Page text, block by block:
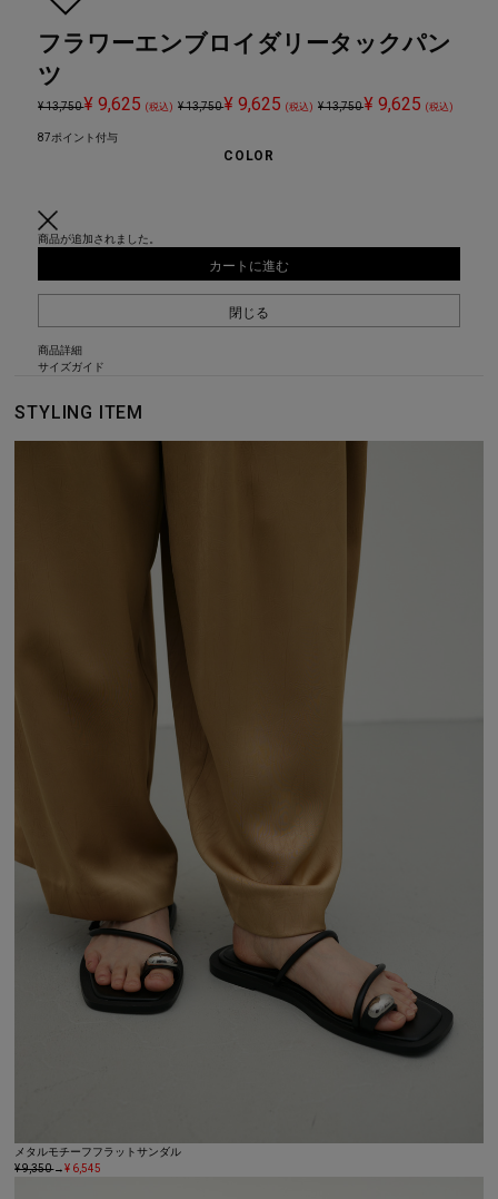
フラワーエンブロイダリータックパン
ツ
¥ 13,750¥ 9,625(税込) ¥ 13,750¥ 9,625(税込) ¥ 13,750¥ 9,625 (税込)
87ポイント付与
COLOR
商品が追加されました。
カートに進む
閉じる
商品詳細
サイズガイド
STYLING ITEM
メタルモチーフフラットサンダル
¥ 9,350→¥ 6,545